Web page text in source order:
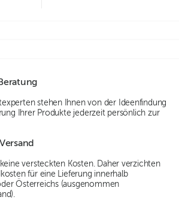
stehen Ihnen von der Ideenfindung
Ihrer Produkte jederzeit persönlich zur
versteckten Kosten. Daher verzichten
für eine Lieferung innerhalb
Österreichs (ausgenommen